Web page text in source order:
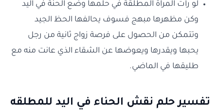
لو رأت المراة المطلقة في حلمها وضع الحنة في اليد
وكن مظهرها مبهج فسوف يحالفها الحظ الجيد
وتتمكن من الحصول على فرصة زواج ثانية من رجل
يحبها ويقدرها ويعوضها عن الشقاء الذي عانت منه مع
طليقها في الماضي.
تفسير حلم نقش الحناء في اليد للمطلقه